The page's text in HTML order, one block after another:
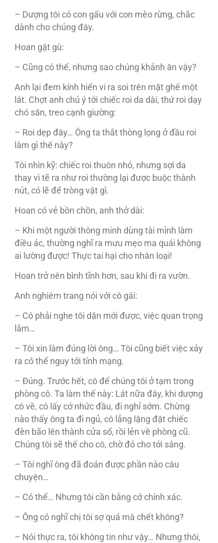
– Dượng tôi có con gấu với con mèo rừng, chắc
dành cho chúng đây.
Hoan gật gù:
– Cũng có thể, nhưng sao chúng khảnh ăn vậy?
Anh lại đem kính hiển vi ra soi trên mặt ghế một
lát. Chợt anh chú ý tới chiếc roi da dài, thứ roi dạy
chó săn, treo cạnh giường:
– Roi dẹp đây… Ông ta thắt thòng lọng ở đầu roi
làm gì thế này?
Tôi nhìn kỹ: chiếc roi thuôn nhỏ, nhưng sợi da
thay vì tẽ ra như roi thường lại được buộc thành
nút, có lẽ để tròng vật gì.
Hoan có vẻ bồn chồn, anh thở dài:
– Khi một người thông minh dùng tài mình làm
điều ác, thường nghĩ ra mưu mẹo ma quái không
ai lường được! Thực tai hại cho nhân loại!
Hoan trở nên bình tĩnh hơn, sau khi đi ra vườn.
Anh nghiêm trang nói với cô gái:
– Cô phải nghe tôi dặn mới được, việc quan trọng
lắm…
– Tôi xin làm đúng lời ông… Tôi cũng biết việc xảy
ra có thể nguy tới tính mạng.
– Đúng. Trước hết, cô để chúng tôi ở tạm trong
phòng cô. Ta làm thế này: Lát nữa đây, khi dượng
cô về, cô lấy cớ nhức đầu, đi nghỉ sớm. Chừng
nào thấy ông ta đi ngủ, cô lẳng lặng đặt chiếc
đèn bão lên thành cửa sổ, rồi lẻn về phòng cũ.
Chúng tôi sẽ thế cho cô, chờ đó cho tới sáng.
– Tôi nghĩ ông đã đoán được phần nào câu
chuyện…
– Có thể… Nhưng tôi cần bằng cớ chính xác.
– Ông có nghĩ chị tôi sợ quá mà chết không?
– Nói thực ra, tôi không tin như vậy… Nhưng thôi,